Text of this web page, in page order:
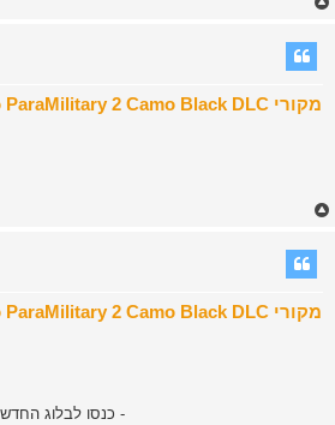
Re: למכירה - Spyderco ParaMilitary 2 Camo Black DLC מקורי
Re: למכירה - Spyderco ParaMilitary 2 Camo Black DLC מקורי
כנסו לבלוג החדש שלי, שמוקדש לסכינים סיניות -